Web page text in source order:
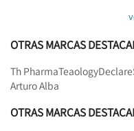
OTRAS MARCAS
Th PharmaTeaologyDeclare
Arturo Alba
OTRAS MARCAS